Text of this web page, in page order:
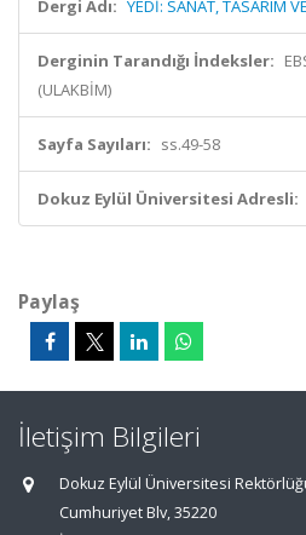
Dergi Adı: YEDİ: SANAT, TASARIM
Derginin Tarandığı İndeksler:
(ULAKBİM)
Sayfa Sayıları: ss.49-58
Dokuz Eylül Üniversitesi Adresli:
Paylaş
İletişim Bilgileri
Dokuz Eylül Üniversitesi
Cumhuriyet Blv, 35220